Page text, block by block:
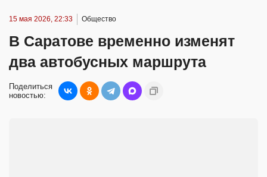
15 мая 2026, 22:33 Общество
В Саратове временно изменят
два автобусных маршрута
Поделиться
новостью: